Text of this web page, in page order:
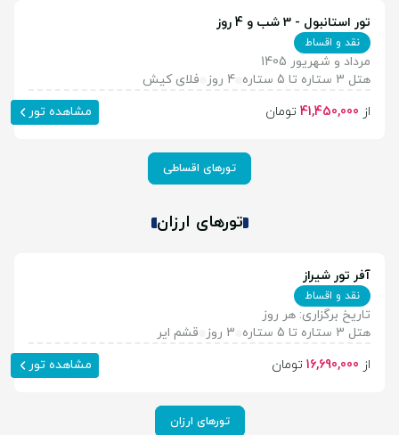
تور استانبول - 3 شب و 4 روز
نقد و اقساط
مرداد و شهریور 1405
هتل 3 ستاره تا 5 ستاره
4 روز
فلای کیش
از 41,450,000 تومان مشاهده تور
تورهای اقساطی
تورهای ارزان
آفر تور شیراز
نقد و اقساط
تاریخ برگزاری: هر روز
هتل 3 ستاره تا 5 ستاره
3 روز
قشم ایر
از 16,690,000 تومان مشاهده تور
تورهای ارزان